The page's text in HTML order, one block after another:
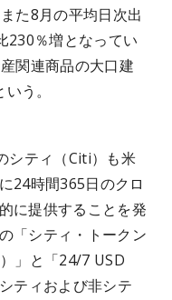
た8月の平均日次出
230％増となってい
関連商品の大口建
う。
シティ（Citi）も米
24時間365日のクロ
に提供することを発
「シティ・トークン
」と「24/7 USD
ティおよび非シテ